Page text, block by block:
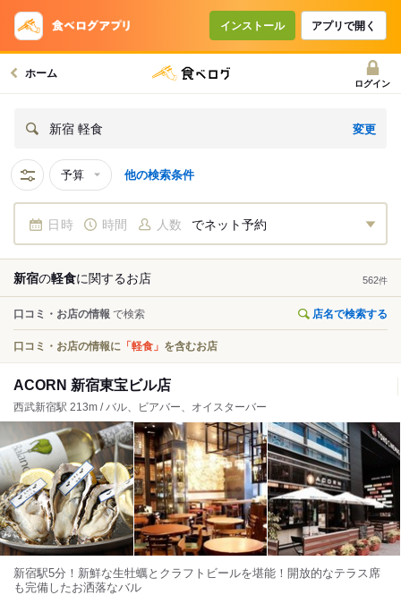
インストール アプリで開く
ホーム
ログイン
新宿 軽食 変更
予算 他の検索条件
日時 時間 人数 でネット予約
新宿の軽食に関するお店 562件
口コミ・お店の情報 で検索 店名で検索する
口コミ・お店の情報に 「軽食」 を含むお店
ACORN 新宿東宝ビル店
西武新宿駅 213m / バル、ビアバー、オイスターバー
新宿駅5分！新鮮な生牡蠣とクラフトビールを堪能！開放的なテラス席
も完備したお洒落なバル